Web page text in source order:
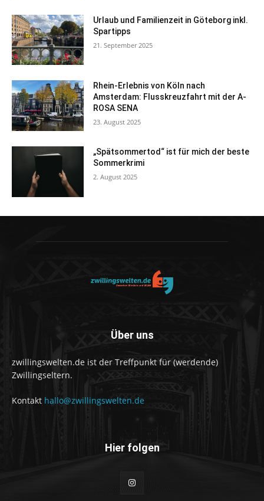
Urlaub und Familienzeit in Göteborg inkl.
Spartipps
21. September 2025
Rhein-Erlebnis von Köln nach
Amsterdam: Flusskreuzfahrt mit der A-
ROSA SENA
23. August 2025
„Spätsommertod“ ist für mich der beste
Sommerkrimi
2. August 2025
Über uns
zwillingswelten.de ist der Treffpunkt für (werdende)
Zwillingseltern.
Kontakt hallo@zwillingswelten.de
Hier folgen